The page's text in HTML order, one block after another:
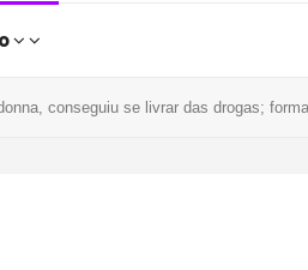
conseguiu se livrar das drogas;